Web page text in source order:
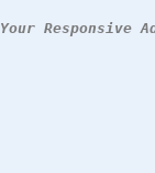
Your Responsive